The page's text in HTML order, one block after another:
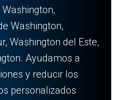
Washington,
Washington del Este,
Ayudamos a
y reducir los
personalizados